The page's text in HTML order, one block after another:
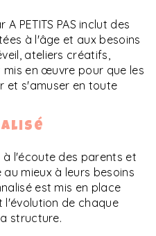
PETITS PAS inclut des
à l'âge et aux besoins
ateliers créatifs,
en œuvre pour que les
et s'amuser en toute
à l'écoute des parents et
mieux à leurs besoins
est mis en place
l'évolution de chaque
structure.